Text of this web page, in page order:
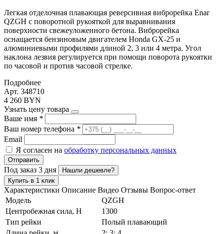
Легкая отделочная плавающая реверсивная виброрейка Enar
QZGH с поворотной рукояткой для выравнивания
поверхности свежеуложенного бетона. Виброрейка
оснащается бензиновым двигателем Honda GX-25 и
алюминиевыми профилями длиной 2, 3 или 4 метра. Угол
наклона лезвия регулируется при помощи поворота рукоятки
по часовой и против часовой стрелке.
Подробнее
Арт. 348710
4 260 BYN
Узнать цену товара
Ваше имя *
Ваш номер телефона *
Email
Я согласен на обработку персональных данных
Отправить
Под заказ 3 дня
Нашли дешевле?
Купить в 1 клик
Характеристики Описание Видео Отзывы Вопрос-ответ
Модель
QZGH
Центробежная сила, Н
1300
Тип рейки
Полый плавающий